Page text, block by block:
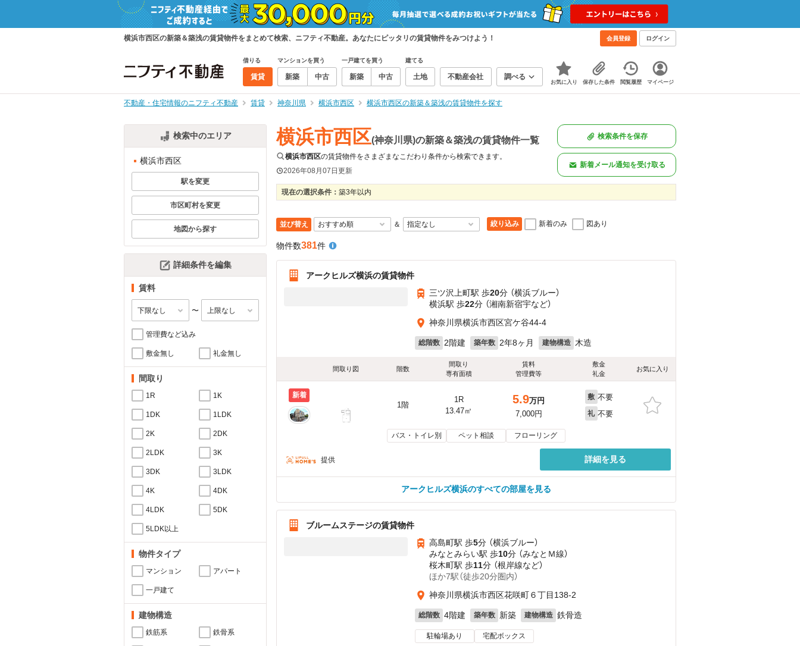
横浜市西区の新築＆築浅の賃貸物件をまとめて検索、ニフティ不動産。あなたにピッタリの賃貸物件をみつけよう！ 会員登録 ログイン
借りる
賃貸
マンションを買う
新築 中古
一戸建てを買う
新築 中古
建てる
土地 不動産会社 調べる
お気に入り 保存した条件 閲覧履歴 マイページ
不動産・住宅情報のニフティ不動産 賃貸 神奈川県 横浜市西区 横浜市西区の新築＆築浅の賃貸物件を探す
検索中のエリア
横浜市西区
駅を変更
市区町村を変更
地図から探す
詳細条件を編集
賃料
〜
管理費など込み
敷金無し 礼金無し
間取り
1R 1K
1DK 1LDK
2K 2DK
2LDK 3K
3DK 3LDK
4K 4DK
4LDK 5DK
5LDK以上
物件タイプ
マンション アパート
一戸建て
建物構造
鉄筋系 鉄骨系
横浜市西区(神奈川県)の新築＆築浅の賃貸物件一覧
横浜市西区の賃貸物件をさまざまなこだわり条件から検索できます。
2026年08月07日更新
検索条件を保存
新着メール通知を受け取る
現在の選択条件： 築3年以内
並び替え ＆ 絞り込み 新着のみ 図あり
物件数381件
アークヒルズ横浜の賃貸物件
三ツ沢上町駅 歩20分 （横浜ブルー）
横浜駅 歩22分 （湘南新宿宇など）
神奈川県横浜市西区宮ケ谷44-4
総階数 2階建 築年数 2年8ヶ月 建物構造 木造
間取り図 階数
間取り
専有面積
賃料
管理費等
敷金
礼金
お気に入り
新着
1階
1R
13.47㎡
5.9万円
7,000円
敷 不要
礼 不要
バス・トイレ別 ペット相談 フローリング
提供 詳細を見る
アークヒルズ横浜のすべての部屋を見る
ブルームステージの賃貸物件
高島町駅 歩5分 （横浜ブルー）
みなとみらい駅 歩10分 （みなとＭ線）
桜木町駅 歩11分 （根岸線など）
ほか7駅（徒歩20分圏内）
神奈川県横浜市西区花咲町６丁目138-2
総階数 4階建 築年数 新築 建物構造 鉄骨造
駐輪場あり 宅配ボックス